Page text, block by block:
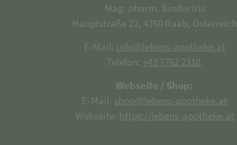
Mag. pharm. Binder Iris
Hauptstraße 22, 4760 Raab, Österreich
E-Mail: info@lebens-apotheke.at
Telefon: +43 7762 2310
Webseite / Shop:
E-Mail: shop@lebens-apotheke.at
Webseite: https://lebens-apotheke.at